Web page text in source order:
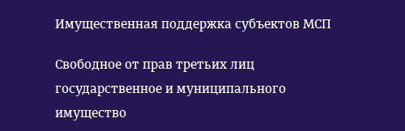
Имущественная поддержка субъектов МСП
Свободное от прав третьих лиц
государственное и муниципального
имущество